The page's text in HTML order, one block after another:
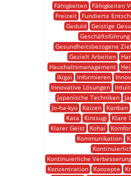
Fähigkeiten
Fähigkeiten
Freizeit
Fundierte
Geduld
Geistige
Geschäftsführung
Gesundheitsbezogene
Gezielt Arbeiten
Haushaltsmanagement
Ikigai
Informieren
Innovative Lösungen
Japanische Techniken
Jo-ha-kyu
Kaizen Kanban
Kata
Kintsugi Klare
Klarer Geist
Kohai
Kommunikation
Kontinuierliche
Konzentration
Konzepte